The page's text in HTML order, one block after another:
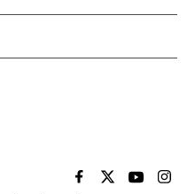
EL PAÍS BRASIL EN
EL PAÍSEL PAÍS
EL